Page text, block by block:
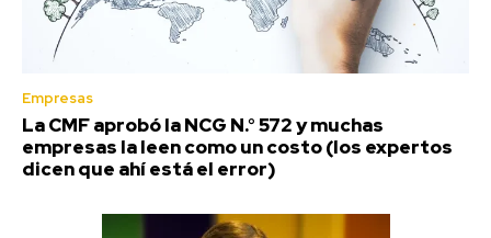
Empresas
La CMF aprobó la NCG N.° 572 y muchas
empresas la leen como un costo (los expertos
dicen que ahí está el error)